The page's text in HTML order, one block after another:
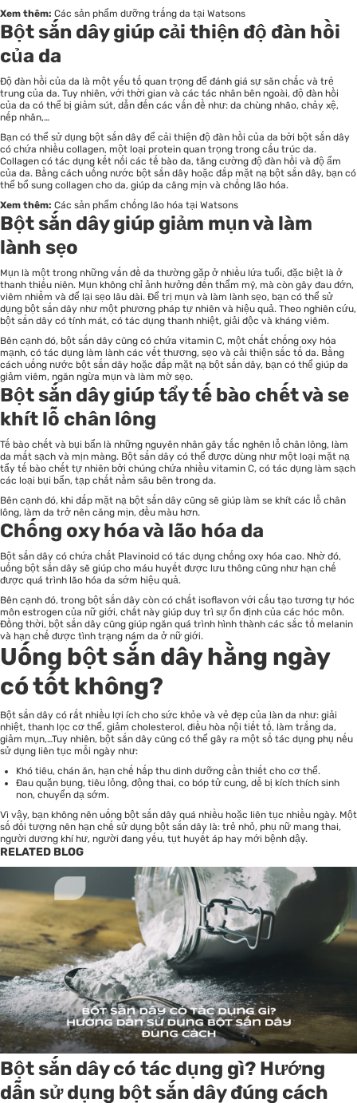
Xem thêm: Các sản phẩm dưỡng trắng da tại Watsons
Bột sắn dây giúp cải thiện độ đàn hồi
của da
Độ đàn hồi của da là một yếu tố quan trọng để đánh giá sự săn chắc và trẻ
trung của da. Tuy nhiên, với thời gian và các tác nhân bên ngoài, độ đàn hồi
của da có thể bị giảm sút, dẫn đến các vấn đề như: da chùng nhão, chảy xệ,
nếp nhăn,…
Bạn có thể sử dụng bột sắn dây để cải thiện độ đàn hồi của da bởi bột sắn dây
có chứa nhiều collagen, một loại protein quan trọng trong cấu trúc da.
Collagen có tác dụng kết nối các tế bào da, tăng cường độ đàn hồi và độ ẩm
của da. Bằng cách uống nước bột sắn dây hoặc đắp mặt nạ bột sắn dây, bạn có
thể bổ sung collagen cho da, giúp da căng mịn và chống lão hóa.
Xem thêm: Các sản phẩm chống lão hóa tại Watsons
Bột sắn dây giúp giảm mụn và làm
lành sẹo
Mụn là một trong những vấn đề da thường gặp ở nhiều lứa tuổi, đặc biệt là ở
thanh thiếu niên. Mụn không chỉ ảnh hưởng đến thẩm mỹ, mà còn gây đau đớn,
viêm nhiễm và để lại sẹo lâu dài. Để trị mụn và làm lành sẹo, bạn có thể sử
dụng bột sắn dây như một phương pháp tự nhiên và hiệu quả. Theo nghiên cứu,
bột sắn dây có tính mát, có tác dụng thanh nhiệt, giải độc và kháng viêm.
Bên cạnh đó, bột sắn dây cũng có chứa vitamin C, một chất chống oxy hóa
mạnh, có tác dụng làm lành các vết thương, sẹo và cải thiện sắc tố da. Bằng
cách uống nước bột sắn dây hoặc đắp mặt nạ bột sắn dây, bạn có thể giúp da
giảm viêm, ngăn ngừa mụn và làm mờ sẹo.
Bột sắn dây giúp tẩy tế bào chết và se
khít lỗ chân lông
Tế bào chết và bụi bẩn là những nguyên nhân gây tắc nghẽn lỗ chân lông, làm
da mất sạch và mịn màng. Bột sắn dây có thể được dùng như một loại mặt nạ
tẩy tế bào chết tự nhiên bởi chúng chứa nhiều vitamin C, có tác dụng làm sạch
các loại bụi bẩn, tạp chất nằm sâu bên trong da.
Bên cạnh đó, khi đắp mặt nạ bột sắn dây cũng sẽ giúp làm se khít các lỗ chân
lông, làm da trở nên căng mịn, đều màu hơn.
Chống oxy hóa và lão hóa da
Bột sắn dây có chứa chất Plavinoid có tác dụng chống oxy hóa cao. Nhờ đó,
uống bột sắn dây sẽ giúp cho máu huyết được lưu thông cũng như hạn chế
được quá trình lão hóa da sớm hiệu quả.
Bên cạnh đó, trong bột sắn dây còn có chất isoflavon với cấu tạo tương tự hóc
môn estrogen của nữ giới, chất này giúp duy trì sự ổn định của các hóc môn.
Đồng thời, bột sắn dây cũng giúp ngăn quá trình hình thành các sắc tố melanin
và hạn chế được tình trạng nám da ở nữ giới.
Uống bột sắn dây hằng ngày
có tốt không?
Bột sắn dây có rất nhiều lợi ích cho sức khỏe và vẻ đẹp của làn da như: giải
nhiệt, thanh lọc cơ thể, giảm cholesterol, điều hòa nội tiết tố, làm trắng da,
giảm mụn,…Tuy nhiên, bột sắn dây cũng có thể gây ra một số tác dụng phụ nếu
sử dụng liên tục mỗi ngày như:
Khó tiêu, chán ăn, hạn chế hấp thu dinh dưỡng cần thiết cho cơ thể.
Đau quặn bụng, tiêu lỏng, động thai, co bóp tử cung, dễ bị kích thích sinh
non, chuyển dạ sớm.
Vì vậy, bạn không nên uống bột sắn dây quá nhiều hoặc liên tục nhiều ngày. Một
số đối tượng nên hạn chế sử dụng bột sắn dây là: trẻ nhỏ, phụ nữ mang thai,
người dương khí hư, người đang yếu, tụt huyết áp hay mới bệnh dậy.
RELATED BLOG
Bột sắn dây có tác dụng gì? Hướng
dẫn sử dụng bột sắn dây đúng cách